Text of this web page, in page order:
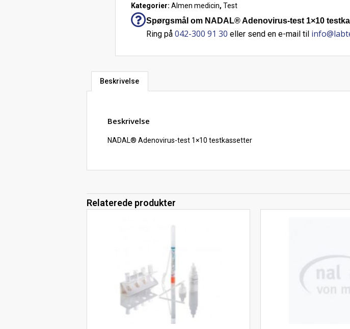
Kategorier: Almen medicin, Test
Spørgsmål om NADAL® Adenovirus-test 1×10
Ring på 042-300 91 30 eller send en e-mail til
Beskrivelse
Beskrivelse
NADAL® Adenovirus-test 1×10 testkassetter
Relaterede produkter